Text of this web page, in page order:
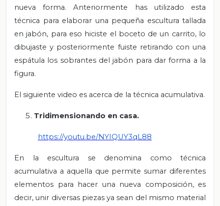
nueva forma. Anteriormente has utilizado esta
técnica para elaborar una pequeña escultura tallada
en jabón, para eso hiciste el boceto de un carrito, lo
dibujaste y posteriormente fuiste retirando con una
espátula los sobrantes del jabón para dar forma a la
figura.
El siguiente video es acerca de la técnica acumulativa.
Tridimensionando en casa.
https://youtu.be/NYIQUY3qL88
En la escultura se denomina como técnica
acumulativa a aquella que permite sumar diferentes
elementos para hacer una nueva composición, es
decir, unir diversas piezas ya sean del mismo material